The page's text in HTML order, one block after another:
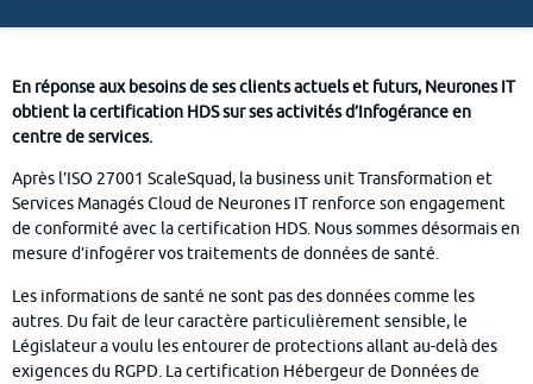
En réponse aux besoins de ses clients actuels et futurs, Neurones IT
obtient la certification HDS sur ses activités d’Infogérance en
centre de services.
Après l’ISO 27001 ScaleSquad, la business unit Transformation et
Services Managés Cloud de Neurones IT renforce son engagement
de conformité avec la certification HDS. Nous sommes désormais en
mesure d’infogérer vos traitements de données de santé.
Les informations de santé ne sont pas des données comme les
autres. Du fait de leur caractère particulièrement sensible, le
Législateur a voulu les entourer de protections allant au-delà des
exigences du RGPD. La certification Hébergeur de Données de